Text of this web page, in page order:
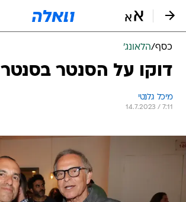
כסף/הלאונג'
דוקו על הסנטר בסנטר
מיכל גלנטי
14.7.2023 / 7:11